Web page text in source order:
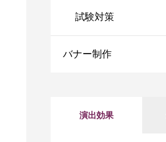
試験対策
バナー制作
演出効果